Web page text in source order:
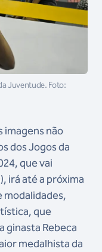
Juventude. Foto:
imagens não
dos Jogos da
que vai
irá até a próxima
modalidades,
que
ginasta Rebeca
medalhista da